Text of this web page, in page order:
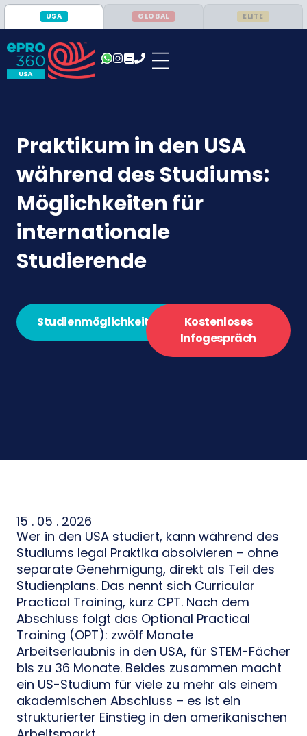
USA GLOBAL ELITE
Praktikum in den USA
während des Studiums:
Möglichkeiten für
internationale
Studierende
Studienmöglichkeiten
Kostenloses
Infogespräch
15 . 05 . 2026
Wer in den USA studiert, kann während des
Studiums legal Praktika absolvieren – ohne
separate Genehmigung, direkt als Teil des
Studienplans. Das nennt sich Curricular
Practical Training, kurz CPT. Nach dem
Abschluss folgt das Optional Practical
Training (OPT): zwölf Monate
Arbeitserlaubnis in den USA, für STEM-Fächer
bis zu 36 Monate. Beides zusammen macht
ein US-Studium für viele zu mehr als einem
akademischen Abschluss – es ist ein
strukturierter Einstieg in den amerikanischen